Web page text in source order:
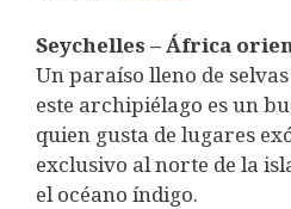
Seychelles – África
Un paraíso lleno de
este archipiélago es un
quien gusta de lugares
exclusivo al norte de la
el océano índigo.